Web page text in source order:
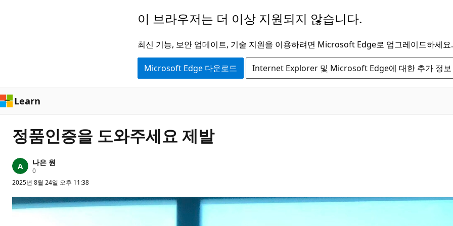
로
건
너
뛰
기
이 브라우저는 더 이상 지원되지 않습니다.
최신 기능, 보안 업데이트, 기술 지원을 이용하려면 Microsoft Edge로 업그레이드하세요.
Microsoft Edge 다운로드 Internet Explorer 및 Microsoft Edge에 대한 추가 정보
Learn
정품인증을 도와주세요 제발
나은 원
0평
포
트
2025년 8월 24일 오후 11:38